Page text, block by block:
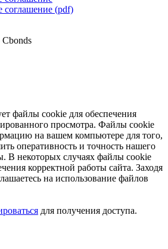
соглашение
файлы cookie для обеспечения
просмотра. Файлы cookie
на вашем компьютере для того,
оперативность и точность нашего
В некоторых случаях файлы cookie
корректной работы сайта. Заходя
на использование файлов